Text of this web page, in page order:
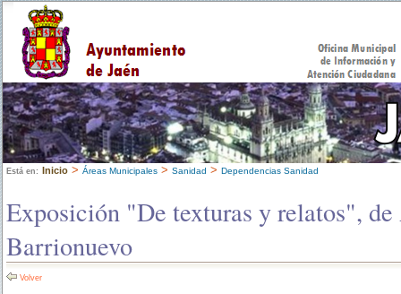
Está en: Inicio > Áreas Municipales > Sanidad > Dependencias Sanidad
Exposición "De texturas y relatos",
Barrionuevo
Volver